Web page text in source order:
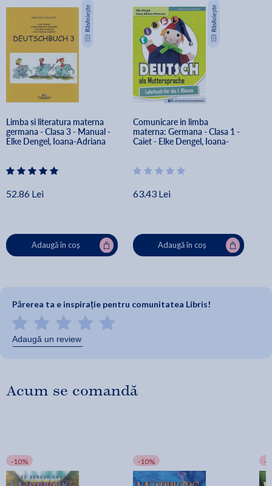
Limba si literatura materna
germana - Clasa 3 - Manual -
Elke Dengel, Ioana-Adriana
52.86 Lei
Adaugă în coș
Comunicare in limba
materna: Germana - Clasa 1 -
Caiet - Elke Dengel, Ioana-
63.43 Lei
Adaugă în coș
Părerea ta e inspirație pentru comunitatea Libris!
Adaugă un review
Acum se comandă
-10% -10% -